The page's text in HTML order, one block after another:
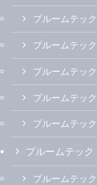
プルームテッ
プルームテッ
プルームテッ
プルームテッ
プルームテッ
プルームテック
プルームテッ